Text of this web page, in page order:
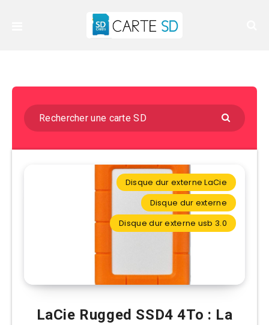
Disque dur externe LaCie
Disque dur externe
Disque dur externe usb 3.0​
LaCie Rugged SSD4 4To : La